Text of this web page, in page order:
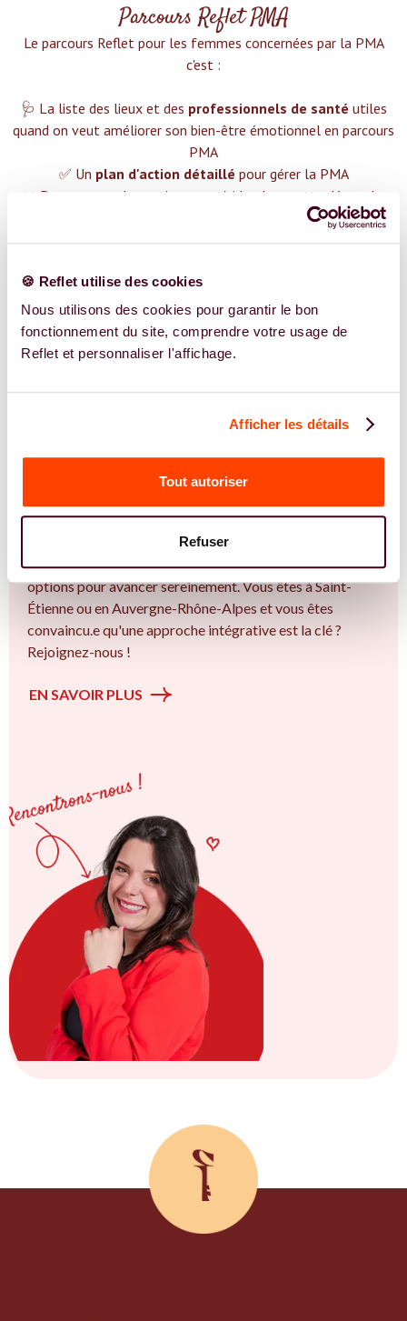
🍪 Reflet utilise des cookies
Nous utilisons des cookies pour garantir le bon
fonctionnement du site, comprendre votre usage de
Reflet et personnaliser l'affichage.
Afficher les détails
Tout autoriser
Refuser
Parcours Reflet PMA
Le parcours Reflet pour les femmes concernées par la PMA
c'est :‍
🩺 La liste des lieux et des professionnels de santé utiles
quand on veut améliorer son bien-être émotionnel en parcours
PMA
✅ Un plan d'action détaillé pour gérer la PMA
❤️ Des groupes de soutien pour t'aider dans cette démarche
😉 Du contenu avec tout ce que tu dois savoir surla PMA
Plus de 400 femmes déjà accompagnées !
Vous êtes Psychologue expert.e.s en PMA ?
l'accompagnement des femmes et des couples sur la
thématique de la fertilité et particulièrement sur la
Insémination, FIV, don de gamètes : comprendre les
options pour avancer sereinement. Vous êtes à Saint-
Étienne ou en Auvergne-Rhône-Alpes et vous êtes
convaincu.e qu'une approche intégrative est la clé ?
Rejoignez-nous !
EN SAVOIR PLUS